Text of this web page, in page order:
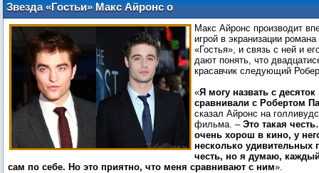
Звезда «Гостьи» Макс Айронс о
сравнении с Робертом Паттинсоном
Макс Айронс производит
игрой в экранизации
«Гостья», и связь с ней и
дают понять, что
красавчик следующий
«Я могу назвать с десяток
сравнивали с Робертом
сказал Айронс на
фильма. – Это такая
очень хорош в кино, у
несколько удивительных
честь, но я думаю,
сам по себе. Но это приятно, что меня сравнивают с ним».